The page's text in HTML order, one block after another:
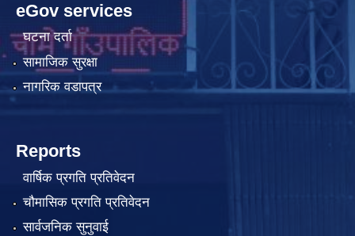
eGov services
घटना दर्ता
सामाजिक सुरक्षा
नागरिक वडापत्र
Reports
वार्षिक प्रगति प्रतिवेदन
चौमासिक प्रगति प्रतिवेदन
सार्वजनिक सुनुवाई